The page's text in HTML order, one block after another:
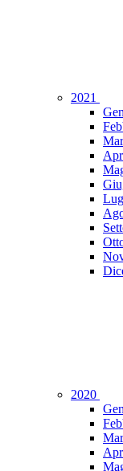
2021
2020